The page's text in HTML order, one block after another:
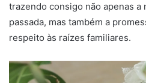
trazendo consigo não apenas a
passada, mas também a
respeito às raízes familiares.